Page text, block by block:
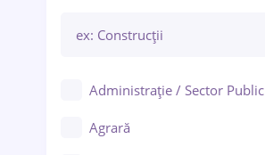
Administrație / Sector Public
Agrară